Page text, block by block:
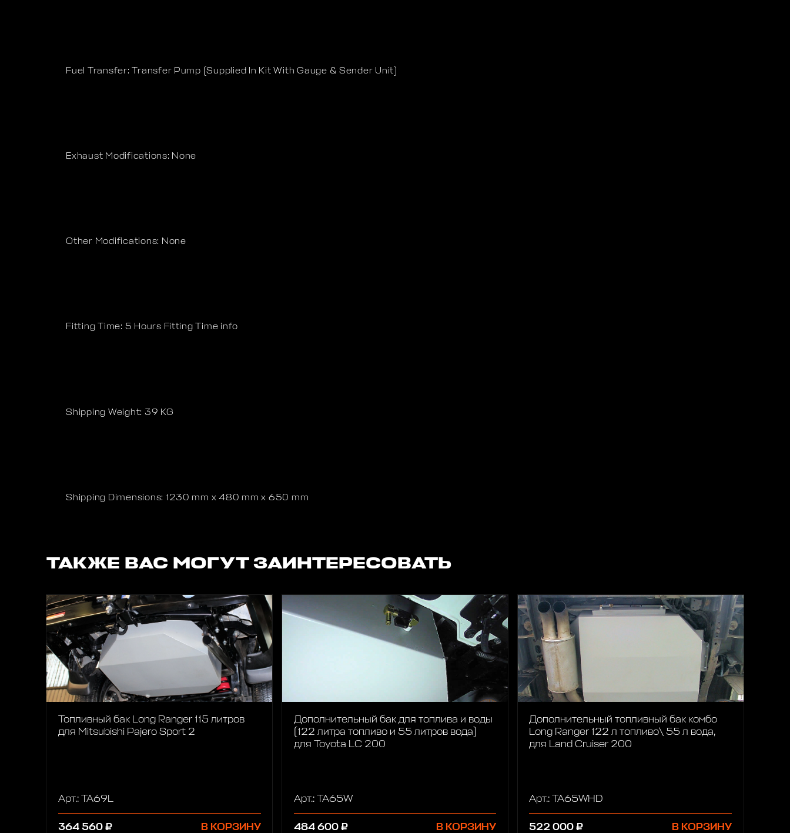
Fuel Transfer: Transfer Pump (Supplied In Kit With Gauge & Sender Unit)
Exhaust Modifications: None
Other Modifications: None
Fitting Time: 5 Hours Fitting Time info
Shipping Weight: 39 KG
Shipping Dimensions: 1230 mm x 480 mm x 650 mm
ТАКЖЕ ВАС МОГУТ ЗАИНТЕРЕСОВАТЬ
Топливный бак Long Ranger 115 литров
для Mitsubishi Pajero Sport 2
Арт.: TA69L
364 560 ₽ В КОРЗИНУ
Дополнительный бак для топлива и воды
(122 литра топливо и 55 литров вода)
для Toyota LC 200
Арт.: TA65W
484 600 ₽ В КОРЗИНУ
Дополнительный топливный бак комбо
Long Ranger 122 л топливо\ 55 л вода,
для Land Cruiser 200
Арт.: TA65WHD
522 000 ₽ В КОРЗИНУ